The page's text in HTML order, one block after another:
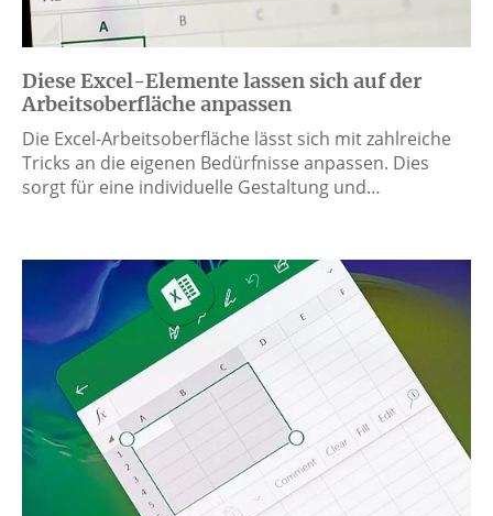
Diese Excel-Elemente lassen sich auf der
Arbeitsoberfläche anpassen
Die Excel-Arbeitsoberfläche lässt sich mit zahlreiche
Tricks an die eigenen Bedürfnisse anpassen. Dies
sorgt für eine individuelle Gestaltung und…